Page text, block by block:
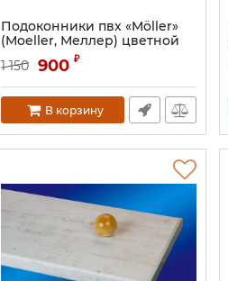
Подоконники пвх «Möller»
(Moeller, Меллер) цветной
глянцевый махагон
Артикул: MOL0212.51
1 150 900 ₽
В корзину